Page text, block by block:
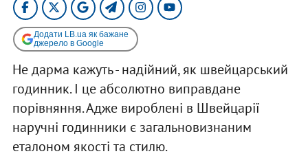
Додати LB.ua як бажане
джерело в Google
Не дарма кажуть - надійний, як швейцарський
годинник. І це абсолютно виправдане
порівняння. Адже вироблені в Швейцарії
наручні годинники є загальновизнаним
еталоном якості та стилю.